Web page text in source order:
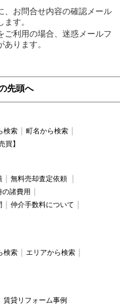
お問合せ内容の確認メール
す。
利用の場合、迷惑メールフ
ります。
先頭へ
検索
町名から検索
買】
無料売却査定依頼
の諸費用
仲介手数料について
検索
エリアから検索
賃貸リフォーム事例